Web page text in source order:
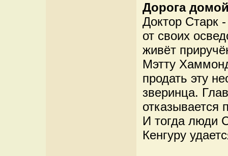
Дорога
Доктор Старк
от своих
живёт
Мэтту
продать эту
зверинца.
отказывается
И тогда люди
Кенгуру